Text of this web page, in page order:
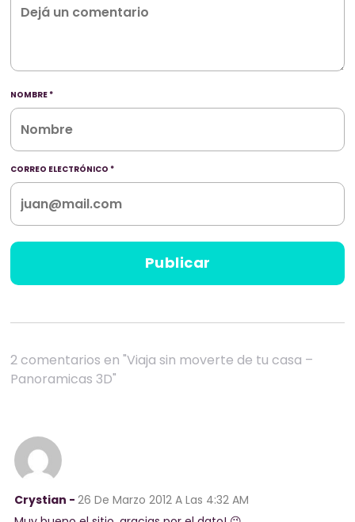
NOMBRE *
CORREO ELECTRÓNICO *
2 comentarios en "Viaja sin moverte de tu casa –
Panoramicas 3D"
Crystian - 26 De Marzo 2012 A Las 4:32 AM